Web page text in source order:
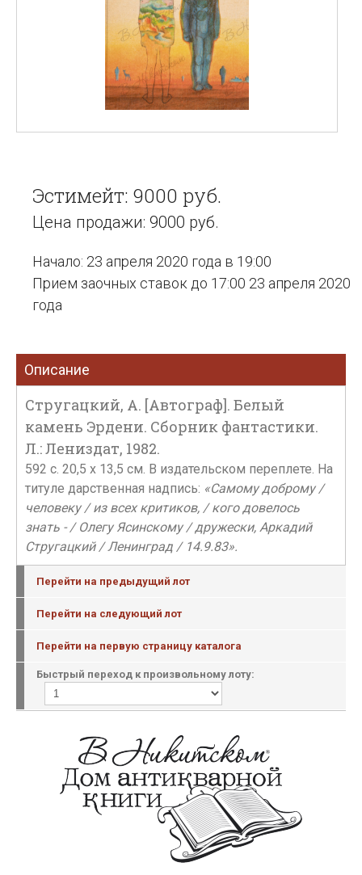
Эстимейт: 9000 руб.
Цена продажи: 9000 руб.
Начало: 23 апреля 2020 года в 19:00
Прием заочных ставок до 17:00 23 апреля 2020
года
Описание
Стругацкий, А. [Автограф]. Белый
камень Эрдени. Сборник фантастики.
Л.: Лениздат, 1982.
592 c. 20,5 x 13,5 см. В издательском переплете. На
титуле дарственная надпись: «Самому доброму /
человеку / из всех критиков, / кого довелось
знать - / Олегу Ясинскому / дружески, Аркадий
Стругацкий / Ленинград / 14.9.83».
Перейти на предыдущий лот
Перейти на следующий лот
Перейти на первую страницу каталога
Быстрый переход к произвольному лоту: